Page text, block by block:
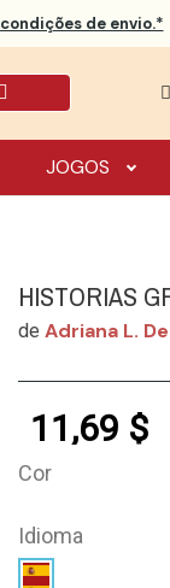
condições de envio.*
JOGOS
HISTORIAS
deAdriana L.
11,69 $
Cor
Idioma